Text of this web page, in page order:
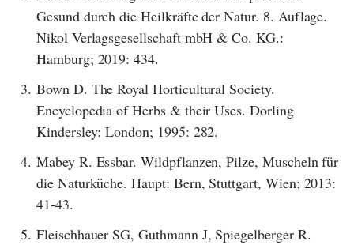
Gesund durch die Heilkräfte der Natur. 8. Auflage.
Nikol Verlagsgesellschaft mbH & Co. KG.:
Hamburg; 2019: 434.
3. Bown D. The Royal Horticultural Society.
Encyclopedia of Herbs & their Uses. Dorling
Kindersley: London; 1995: 282.
4. Mabey R. Essbar. Wildpflanzen, Pilze, Muscheln für
die Naturküche. Haupt: Bern, Stuttgart, Wien; 2013:
41-43.
5. Fleischhauer SG, Guthmann J, Spiegelberger R.